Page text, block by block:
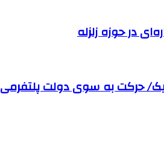
در حوزه زلزله
حرکت به سوی دولت پلتفرمی